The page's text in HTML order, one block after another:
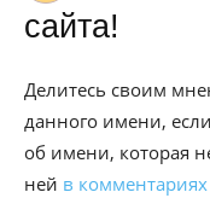
сайта!
Делитесь своим
данного имени,
об имени, которая
ней в